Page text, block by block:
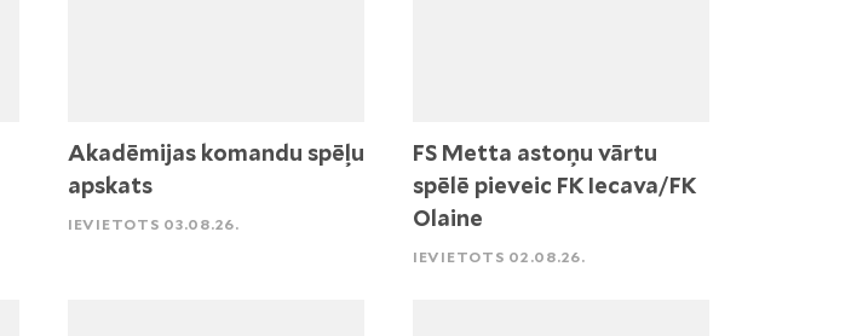
Akadēmijas komandu spēļu
apskats
IEVIETOTS 03.08.26.
FS Metta astoņu vārtu
spēlē pieveic FK Iecava/FK
Olaine
IEVIETOTS 02.08.26.